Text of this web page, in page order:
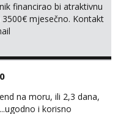
financirao bi atraktivnu
mjesečno. Kontakt
na moru, ili 2,3 dana,
i korisno